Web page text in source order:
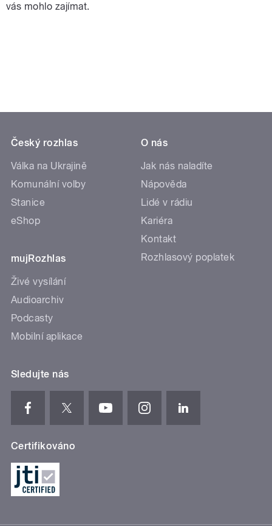
vás mohlo zajímat.
Český rozhlas
Válka na Ukrajině
Komunální volby
Stanice
eShop
mujRozhlas
Živé vysílání
Audioarchiv
Podcasty
Mobilní aplikace
O nás
Jak nás naladíte
Nápověda
Lidé v rádiu
Kariéra
Kontakt
Rozhlasový poplatek
Sledujte nás
Certifikováno